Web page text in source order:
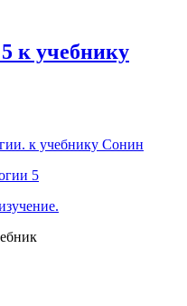
к учебнику
к учебнику Сонин
5